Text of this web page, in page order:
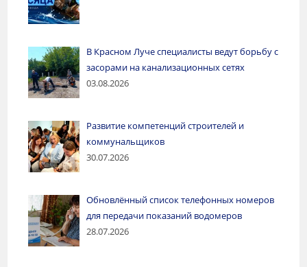
В Красном Луче специалисты ведут борьбу с
засорами на канализационных сетях
03.08.2026
Развитие компетенций строителей и
коммунальщиков
30.07.2026
Обновлённый список телефонных номеров
для передачи показаний водомеров
28.07.2026